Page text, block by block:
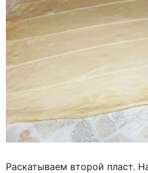
Раскатываем второй пласт.